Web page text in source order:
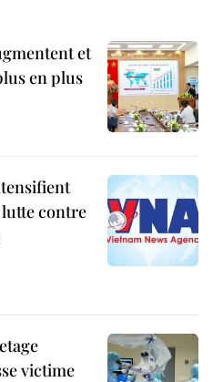
et
en plus
contre
victime